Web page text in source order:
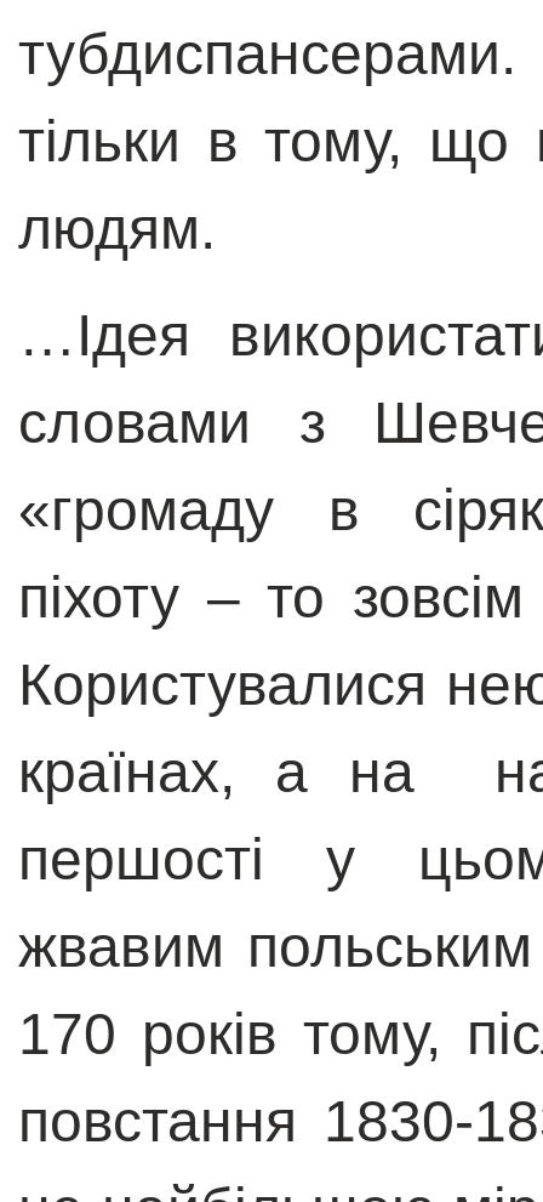
тільки в тому, що
людям.
…Ідея
словами з
«громаду в
піхоту – то
Користувалися
країнах, а на
першості у
жвавим
170 років тому,
повстання 1830-